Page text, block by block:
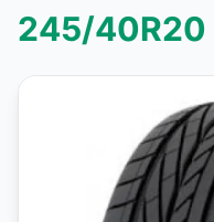
245/40R20